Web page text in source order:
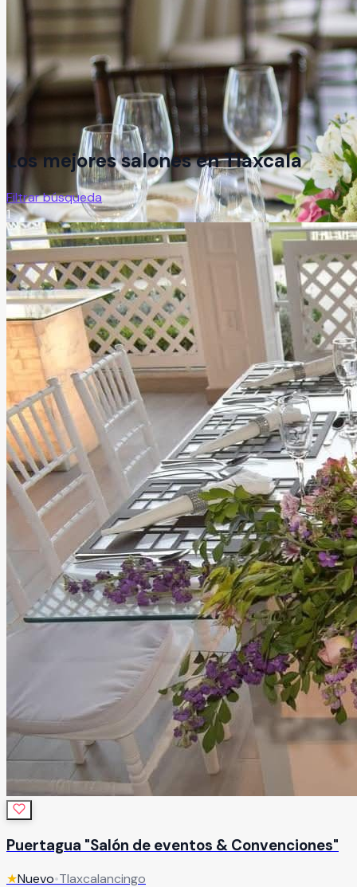
Los mejores salones enTlaxcala
Filtrar búsqueda
1
Puertagua "Salón de eventos & Convenciones"
★Nuevo•Tlaxcalancingo